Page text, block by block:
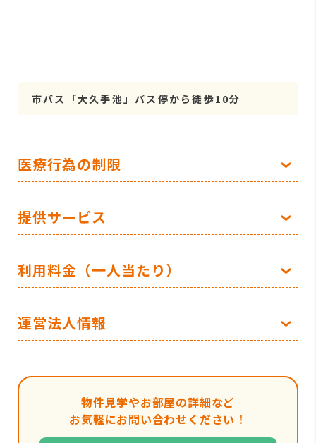
市バス「大久手池」バス停から徒歩10分
医療行為の制限
提供サービス
利用料金（一人当たり）
運営法人情報
物件見学やお部屋の詳細など
お気軽にお問い合わせください！